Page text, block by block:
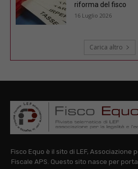
riforma del fisco
16 Luglio 2026
Carica altro
Fisco Equo è il sito di LEF, Associazione
Fiscale APS. Questo sito nasce per